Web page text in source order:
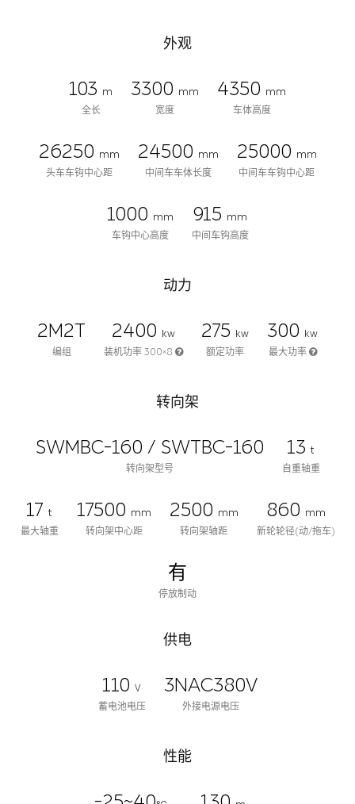
外观
103 m
全长
3300 mm
宽度
4350 mm
车体高度
26250 mm
头车车钩中心距
24500 mm
中间车车体长度
25000 mm
中间车车钩中心距
1000 mm
车钩中心高度
915 mm
中间车钩高度
动力
2M2T
编组
2400 kw
装机功率 300×8
275 kw
额定功率
300 kw
最大功率
转向架
SWMBC-160 / SWTBC-160
转向架型号
13 t
自重轴重
17 t
最大轴重
17500 mm
转向架中心距
2500 mm
转向架轴距
860 mm
新轮轮径(动/拖车)
有
停放制动
供电
110 V
蓄电池电压
3NAC380V
外接电源电压
性能